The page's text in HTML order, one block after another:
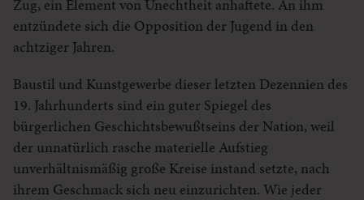
Zug, ein Element von Unechtheit anhaftete. An ihm
entzündete sich die Opposition der Jugend in den
achtziger Jahren.
Baustil und Kunstgewerbe dieser letzten Dezennien des
19. Jahrhunderts sind ein guter Spiegel des
bürgerlichen Geschichtsbewußtseins der Nation, weil
der unnatürlich rasche materielle Aufstieg
unverhältnismäßig große Kreise instand setzte, nach
ihrem Geschmack sich neu einzurichten. Wie jeder